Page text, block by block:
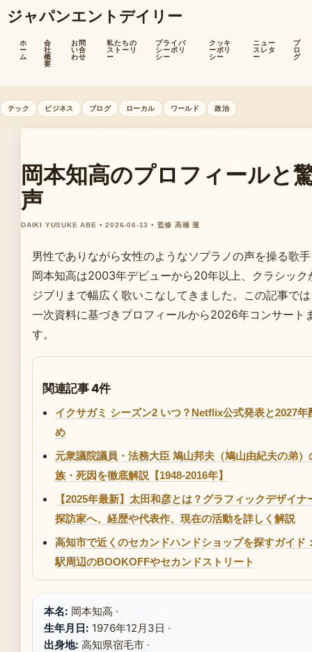
ジャパンエントデイリー
ホ
ー
ム
会
社
概
要
お問
い合
わせ
私たちの
ストーリ
ー
プライバ
シーポリ
シー
クッキ
ーポリ
シー
ニュー
スレタ
ー
ブ
ロ
グ
テック ビジネス ブログ ローカル ワールド 政治
岡本知高のプロフィールと
声
DAIKI YUSUKE ABE • 2026-06-13 • 監修 高橋 蓮
男性でありながら女性のようなソプラノの声を操る歌
岡本知高は2003年デビューから20年以上、クラシック
ジブリまで幅広く歌いこなしてきました。この記事で
一次資料に基づきプロフィールから2026年コンサート
す。
関連記事 4件
イクサガミ シーズン2 いつ？Netflix公式発表と2027年
め
元衆議院議員・法務大臣 鳩山邦夫（鳩山由紀夫の弟）
族・死因を徹底解説【1948-2016年】
【2025年最新】太田和彦とは？グラフィックデザイナ
探訪家へ、経歴や代表作、現在の活動を詳しく解説
高知市で近くのセカンドハンドショップを探すガイド
駅周辺のBOOKOFFやセカンドストリート
本名: 岡本知高 ·
生年月日: 1976年12月3日 ·
出身地: 高知県宿毛市 ·